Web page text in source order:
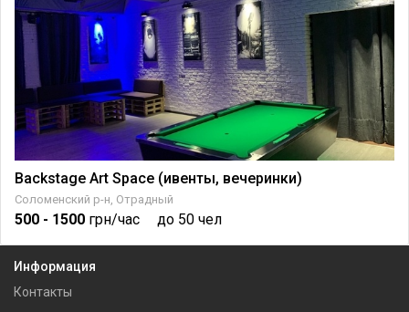
Backstage Art Space (ивенты, вечеринки)
Соломенский р-н, Отрадный
500 - 1500 грн/час до 50 чел
Информация
Контакты